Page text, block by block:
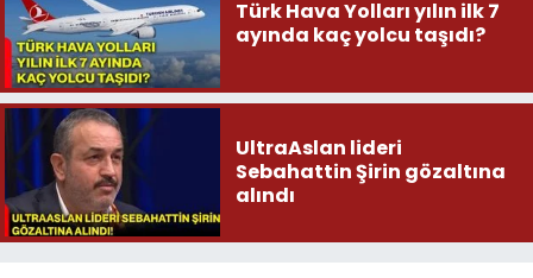
Türk Hava Yolları yılın ilk 7
ayında kaç yolcu taşıdı?
UltraAslan lideri
Sebahattin Şirin gözaltına
alındı